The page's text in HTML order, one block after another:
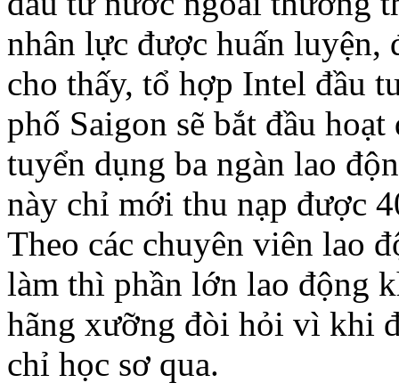
nhân lực được huấn luyện,
cho thấy, tổ hợp Intel đầu
phố Saigon sẽ bắt đầu
tuyển dụng ba ngàn lao
này chỉ mới thu nạp được
Theo các chuyên viên lao
làm thì phần lớn lao động
hãng xưỡng đòi hỏi vì khi
chỉ học sơ qua.